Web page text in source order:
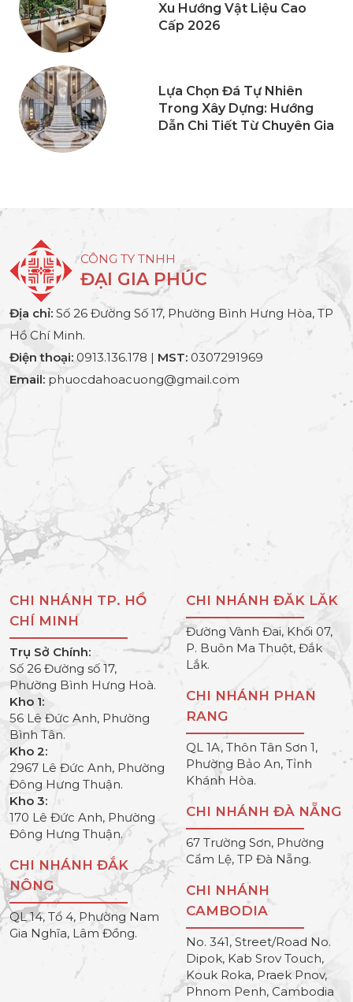
Xu Hướng Vật Liệu Cao
Cấp 2026
Lựa Chọn Đá Tự Nhiên
Trong Xây Dựng: Hướng
Dẫn Chi Tiết Từ Chuyên Gia
CÔNG TY TNHH
ĐẠI GIA PHÚC
Địa chỉ: Số 26 Đường Số 17, Phường Bình Hưng Hòa, TP
Hồ Chí Minh.
Điện thoại: 0913.136.178 | MST: 0307291969
Email: phuocdahoacuong@gmail.com
CHI NHÁNH TP. HỒ
CHÍ MINH
Trụ Sở Chính:
Số 26 Đường số 17,
Phường Bình Hưng Hoà.
Kho 1:
56 Lê Đức Anh, Phường
Bình Tân.
Kho 2:
2967 Lê Đức Anh, Phường
Đông Hưng Thuận.
Kho 3:
170 Lê Đức Anh, Phường
Đông Hưng Thuận.
CHI NHÁNH ĐẮK
NÔNG
QL 14, Tổ 4, Phường Nam
Gia Nghĩa, Lâm Đồng.
CHI NHÁNH ĐĂK LĂK
Đường Vành Đai, Khối 07,
P. Buôn Ma Thuột, Đắk
Lắk.
CHI NHÁNH PHAN
RANG
QL 1A, Thôn Tân Sơn 1,
Phường Bảo An, Tỉnh
Khánh Hòa.
CHI NHÁNH ĐÀ NẴNG
67 Trường Sơn, Phường
Cẩm Lệ, TP Đà Nẵng.
CHI NHÁNH
CAMBODIA
No. 341, Street/Road No.
Dipok, Kab Srov Touch,
Kouk Roka, Praek Pnov,
Phnom Penh, Cambodia